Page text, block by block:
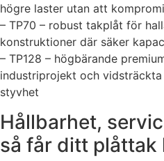
högre laster utan att
– TP70 – robust takplåt för
konstruktioner där säker
– TP128 – högbärande
industriprojekt och
styvhet
Hållbarhet,
så får ditt plåttak